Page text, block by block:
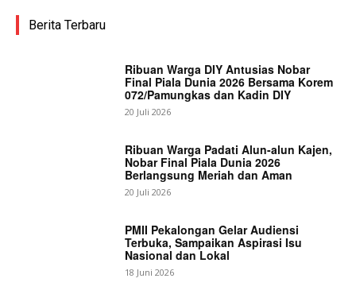
Berita Terbaru
Ribuan Warga DIY Antusias Nobar
Final Piala Dunia 2026 Bersama Korem
072/Pamungkas dan Kadin DIY
20 Juli 2026
Ribuan Warga Padati Alun-alun Kajen,
Nobar Final Piala Dunia 2026
Berlangsung Meriah dan Aman
20 Juli 2026
PMII Pekalongan Gelar Audiensi
Terbuka, Sampaikan Aspirasi Isu
Nasional dan Lokal
18 Juni 2026